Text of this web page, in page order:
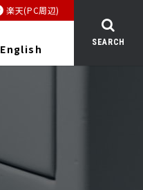
楽天(PC周辺)
English SEARCH